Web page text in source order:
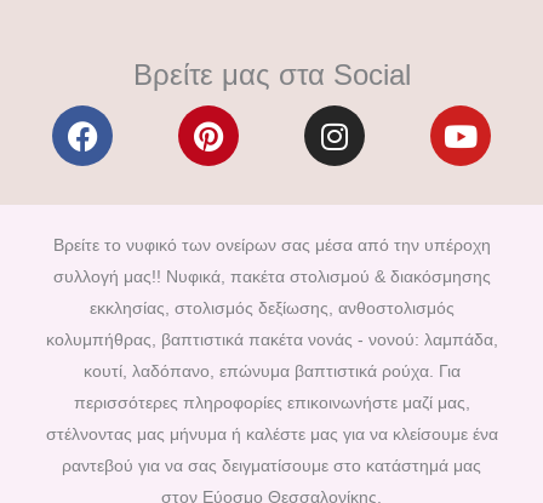
Βρείτε μας στα Social
F
a
e
b
o
o
k
P
i
t
e
r
e
s
t
I
n
t
a
g
r
a
m
Y
o
t
u
b
Βρείτε το νυφικό των ονείρων σας μέσα από την υπέροχη
συλλογή μας!! Νυφικά, πακέτα στολισμού & διακόσμησης
εκκλησίας, στολισμός δεξίωσης, ανθοστολισμός
κολυμπήθρας, βαπτιστικά πακέτα νονάς - νονού: λαμπάδα,
κουτί, λαδόπανο, επώνυμα βαπτιστικά ρούχα. Για
περισσότερες πληροφορίες επικοινωνήστε μαζί μας,
στέλνοντας μας μήνυμα ή καλέστε μας για να κλείσουμε ένα
ραντεβού για να σας δειγματίσουμε στο κατάστημά μας
στον Εύοσμο Θεσσαλονίκης.